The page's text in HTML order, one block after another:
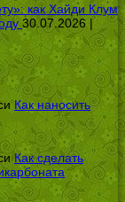
как Хайди Клум
30.07.2026 |
Как наносить
Как сделать